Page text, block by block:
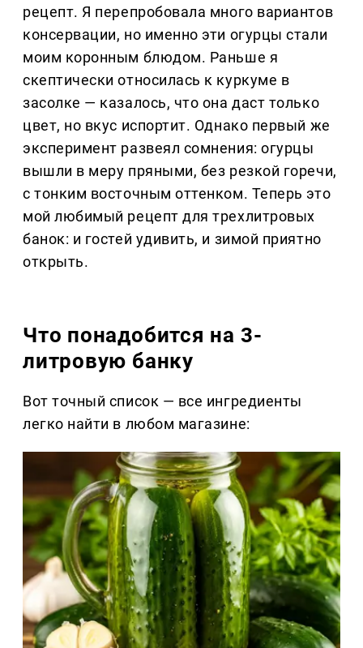
рецепт. Я перепробовала много вариантов
консервации, но именно эти огурцы стали
моим коронным блюдом. Раньше я
скептически относилась к куркуме в
засолке — казалось, что она даст только
цвет, но вкус испортит. Однако первый же
эксперимент развеял сомнения: огурцы
вышли в меру пряными, без резкой горечи,
с тонким восточным оттенком. Теперь это
мой любимый рецепт для трехлитровых
банок: и гостей удивить, и зимой приятно
открыть.
Что понадобится на 3-
литровую банку
Вот точный список — все ингредиенты
легко найти в любом магазине: